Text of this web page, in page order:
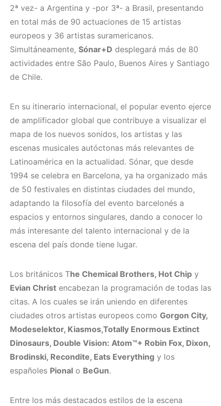
2ª vez- a Argentina y -por 3ª- a Brasil, presentando
en total más de 90 actuaciones de 15 artistas
europeos y 36 artistas suramericanos.
Simultáneamente, Sónar+D desplegará más de 80
actividades entre São Paulo, Buenos Aires y Santiago
de Chile.
En su itinerario internacional, el popular evento ejerce
de amplificador global que contribuye a visualizar el
mapa de los nuevos sonidos, los artistas y las
escenas musicales autóctonas más relevantes de
Latinoamérica en la actualidad. Sónar, que desde
1994 se celebra en Barcelona, ya ha organizado más
de 50 festivales en distintas ciudades del mundo,
adaptando la filosofía del evento barcelonés a
espacios y entornos singulares, dando a conocer lo
más interesante del talento internacional y de la
escena del país donde tiene lugar.
Los británicos The Chemical Brothers, Hot Chip y
Evian Christ encabezan la programación de todas las
citas. A los cuales se irán uniendo en diferentes
ciudades otros artistas europeos como Gorgon City,
Modeselektor, Kiasmos,Totally Enormous Extinct
Dinosaurs, Double Vision: Atom™+ Robin Fox, Dixon,
Brodinski, Recondite, Eats Everything y los
españoles Pional o BeGun. ​
Entre los más destacados estilos de la escena